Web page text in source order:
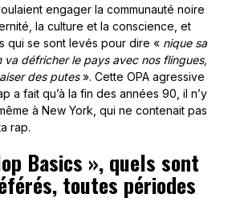
engager la communauté noire
la culture et la conscience, et
qui se sont levés pour dire « nique sa
va défricher le pays avec nos flingues,
des putes». Cette OPA agressive
a fait qu’à la fin des années 90, il n’y
à New York, qui ne contenait pas
rap.
Basics », quels sont
toutes périodes